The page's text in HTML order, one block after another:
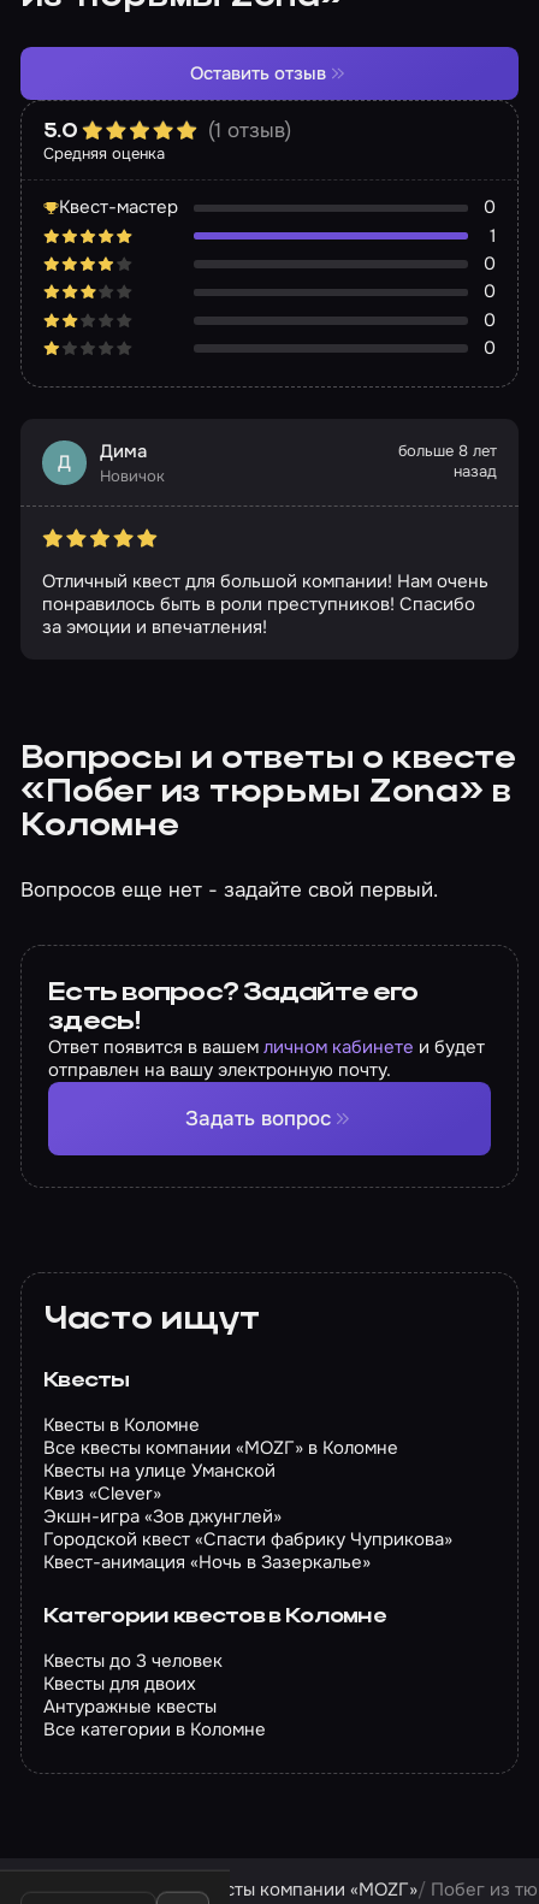
Средняя оценка
5.0 (1 отзыв)
Квест-мастер
0
1
0
0
0
0
Оставить отзыв
Д Дима
Новичок
больше 8 лет
назад
Отличный квест для большой компании! Нам очень
понравилось быть в роли преступников! Спасибо
за эмоции и впечатления!
Вопросы и ответы о квесте
«Побег из тюрьмы Zona» в
Коломне
Вопросов еще нет - задайте свой первый.
Есть вопрос? Задайте его
здесь!
Ответ появится в вашемличном кабинете и будет
отправлен на вашу электронную почту.
Задать вопрос
Часто ищут
Квесты
Квесты в Коломне
Все квесты компании «МОZГ» в Коломне
Квесты на улице Уманской
Квиз «Clever»
Экшн-игра «Зов джунглей»
Городской квест «Спасти фабрику Чуприкова»
Квест-анимация «Ночь в Зазеркалье»
Категории квестов в Коломне
Квесты до 3 человек
Квесты для двоих
Антуражные квесты
Все категории в Коломне
Квесты в Коломне Квесты компании «МОZГ» Побег из